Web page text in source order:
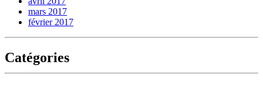
mars 2017
février 2017
Catégories